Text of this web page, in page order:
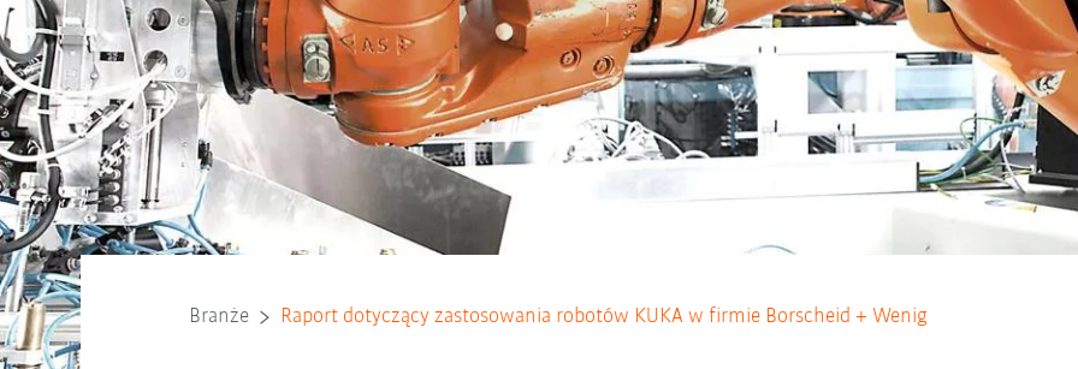
Branże Raport dotyczący zastosowania robotów KUKA w firmie Borscheid + Wenig